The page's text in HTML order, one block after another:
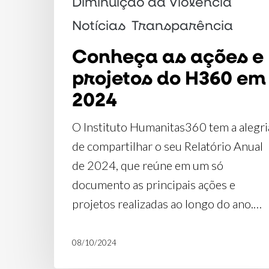
Notícias Transparência
Conheça as ações e
projetos do H360 em
2024
O Instituto Humanitas360 tem a
de compartilhar o seu Relatório Anual
de 2024, que reúne em um só
documento as principais ações e
projetos realizadas ao longo do ano.…
08/10/2024